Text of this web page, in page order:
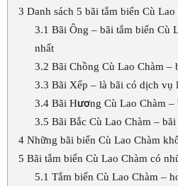
3 Danh sách 5 bãi tắm biển Cù
3.1 Bãi Ông – bãi tắm biển Cù
nhất
3.2 Bãi Chồng Cù Lao Chàm –
3.3 Bãi Xếp – là bãi có dịch vụ
3.4Bãi Hương Cù Lao Chàm –
3.5 Bãi Bắc Cù Lao Chàm –
4 Những bãi biển Cù Lao Chàm
5 Bãi tắm biển Cù Lao Chàm có
5.1 Tắm biển Cù Lao Chàm –